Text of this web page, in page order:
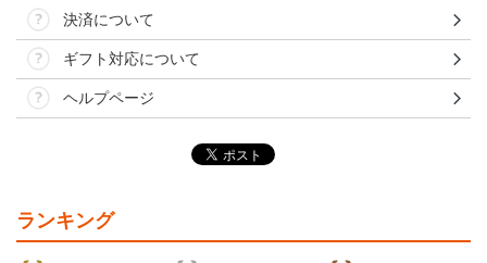
決済について
ギフト対応について
ヘルプページ
ランキング